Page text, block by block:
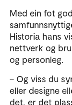
Med ein fot
Historia hans
nettverk og
og personleg.
– Og viss du
eller designe
det, er det